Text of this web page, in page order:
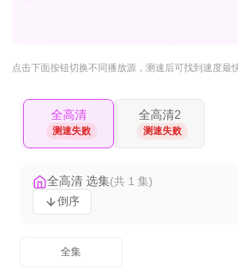
点击下面按钮切换不同播放源 ，测速后可找到速度最
全高清
测速失败
全高清2
测速失败
全高清 选集(共 1 集)
倒序
全集